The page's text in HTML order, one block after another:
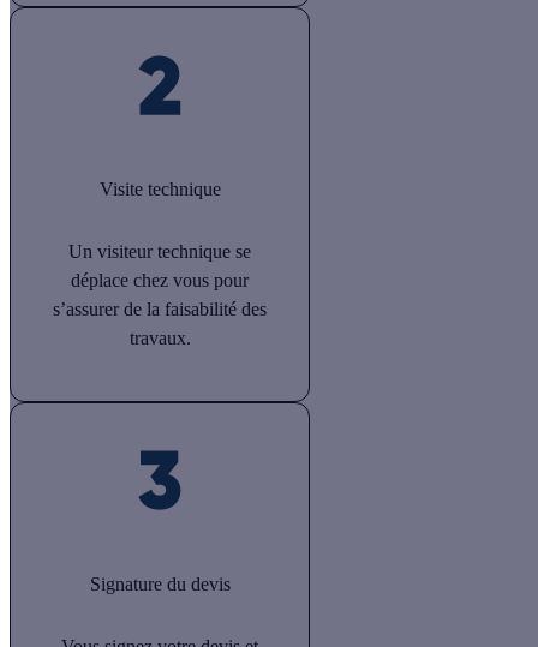
Visite technique
Un visiteur technique se
déplace chez vous pour
s’assurer de la faisabilité des
travaux.
Signature du devis